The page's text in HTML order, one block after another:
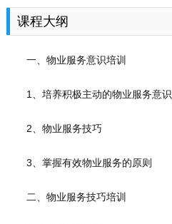
课程大纲
一、物业服务意识培训
1、培养积极主动的物业服务意识
2、物业服务技巧
3、掌握有效物业服务的原则
二、物业服务技巧培训